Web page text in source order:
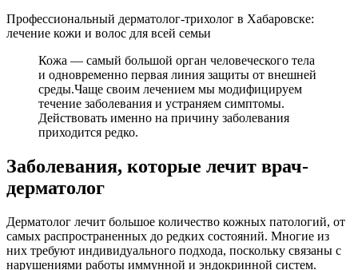
Профессиональный дерматолог-трихолог в Хабаровске:
лечение кожи и волос для всей семьи
Кожа — самый большой орган человеческого тела
и одновременно первая линия защиты от внешней
среды.Чаще своим лечением мы модифицируем
течение заболевания и устраняем симптомы.
Действовать именно на причину заболевания
приходится редко.
Заболевания, которые лечит врач-
дерматолог
Дерматолог лечит большое количество кожных патологий, от
самых распространенных до редких состояний. Многие из
них требуют индивидуального подхода, поскольку связаны с
нарушениями работы иммунной и эндокринной систем.